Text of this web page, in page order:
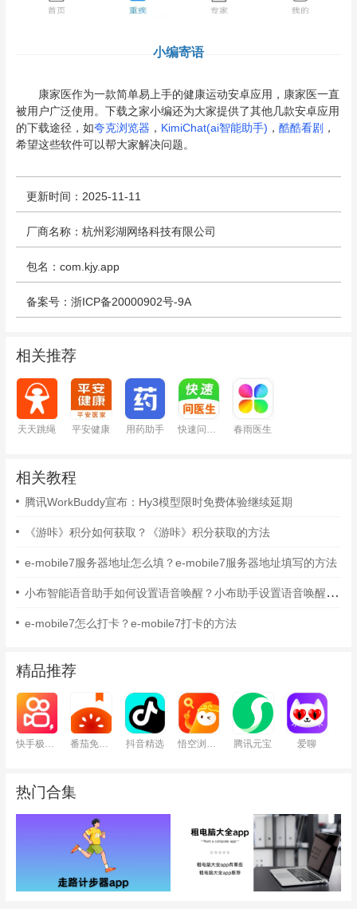
小编寄语
康家医作为一款简单易上手的健康运动安卓应用，康家医一直
被用户广泛使用。下载之家小编还为大家提供了其他几款安卓应用
的下载途径，如夸克浏览器 ， KimiChat(ai智能助手) ， 酷酷看剧 ，
希望这些软件可以帮大家解决问题。
更新时间：2025-11-11
厂商名称：杭州彩湖网络科技有限公司
包名：com.kjy.app
备案号：浙ICP备20000902号-9A
相关推荐
天天跳绳 平安健康 用药助手 快速问医生 春雨医生
相关教程
腾讯WorkBuddy宣布：Hy3模型限时免费体验继续延期
《游咔》积分如何获取？《游咔》积分获取的方法
e-mobile7服务器地址怎么填？e-mobile7服务器地址填写的方法
小布智能语音助手如何设置语音唤醒？小布助手设置语音唤醒的方法
e-mobile7怎么打卡？e-mobile7打卡的方法
精品推荐
快手极速版 番茄免费小说 抖音精选 悟空浏览器 腾讯元宝 爱聊
热门合集